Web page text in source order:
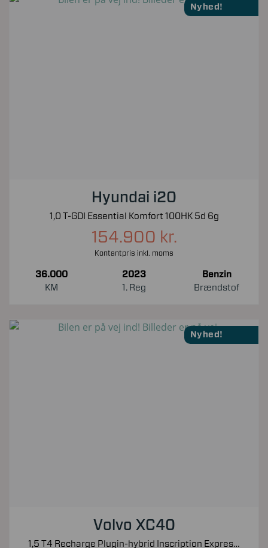
Nyhed!
Hyundai i20
1,0 T-GDI Essential Komfort 100HK 5d 6g
154.900 kr.
Kontantpris inkl. moms
36.000
KM
2023
1. Reg
Benzin
Brændstof
Nyhed!
Volvo XC40
1,5 T4 Recharge Plugin-hybrid Inscription Expression 211HK 5d 7g Aut.